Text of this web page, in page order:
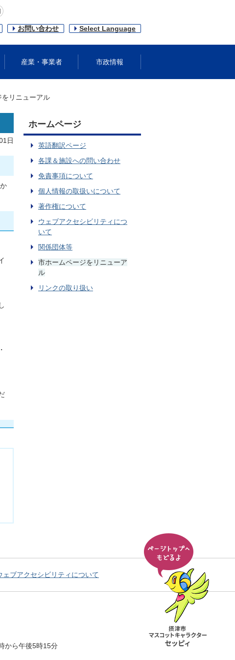
お問い合わせ Select Language
産業・事業者 市政情報
リニューアル
日
ホームページ
英語翻訳ページ
各課＆施設への問い合わせ
免責事項について
個人情報の取扱いについて
著作権について
ウェブアクセシビリティにつ
いて
関係団体等
市ホームページをリニューア
ル
リンクの取り扱い
ェブアクセシビリティについて
から午後5時15分